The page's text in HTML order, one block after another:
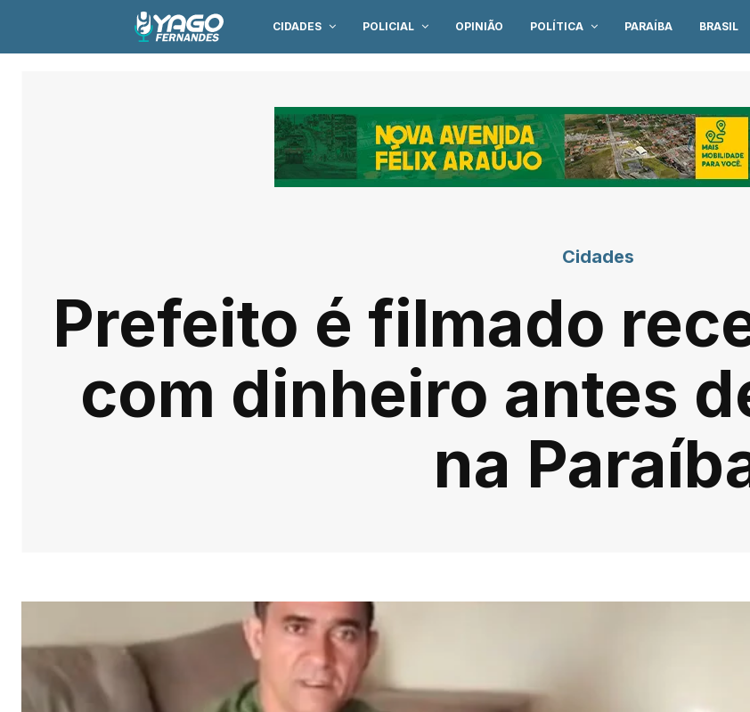
CIDADES POLICIAL OPINIÃO POLÍTICA PARAÍBA BRASIL
Cidades
Prefeito é filmado
com dinheiro antes
na